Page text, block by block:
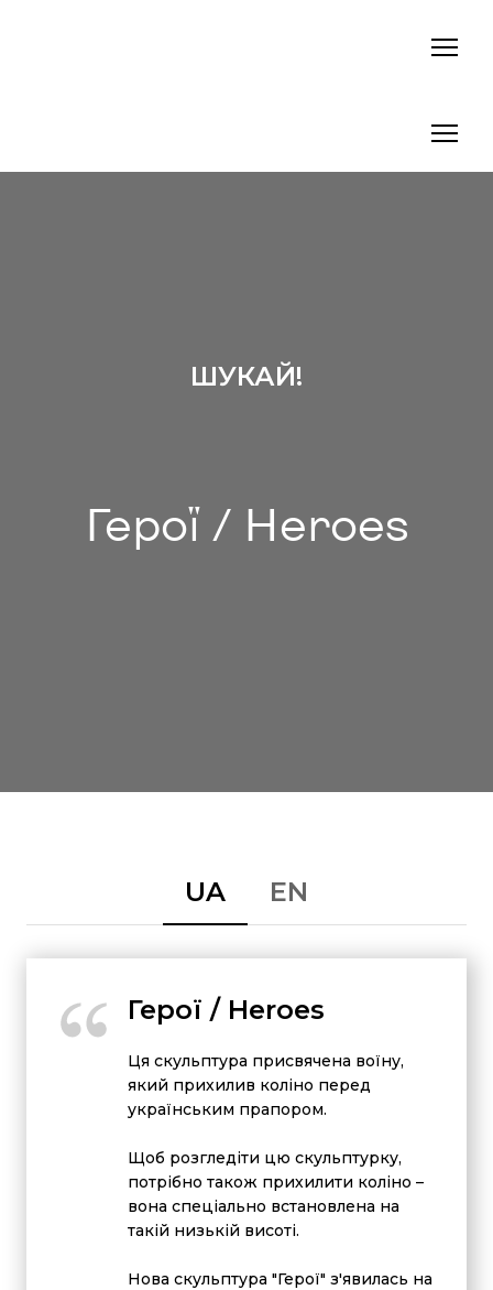
ШУКАЙ!
Герої / Heroes
UA EN
Герої / Heroes
Ця скульптура присвячена воїну,
який прихилив коліно перед
українським прапором.
Щоб розгледіти цю скульптурку,
потрібно також прихилити коліно –
вона спеціально встановлена на
такій низькій висоті.
Нова скульптура "Герої" з'явилась на